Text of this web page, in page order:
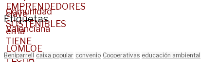
Etiquetas
Beniparrell caixa popular convenio Cooperativas educación ambiental